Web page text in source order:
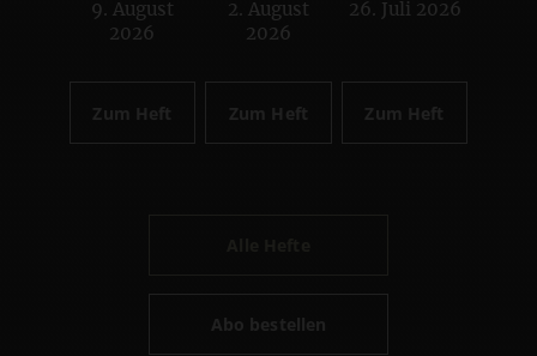
:
9. August
2026
Zum Heft
:
2. August
2026
Zum Heft
:
26. Juli 2026
Zum Heft
Abo bestellen